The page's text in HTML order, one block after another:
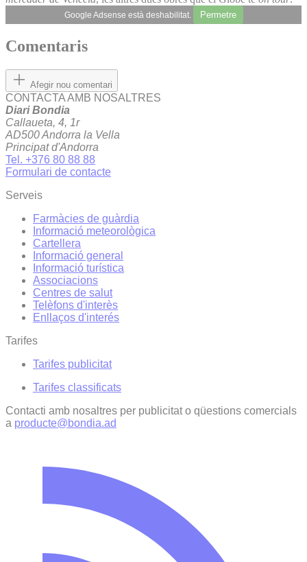
Google Adsense està deshabilitat. Permetre
Comentaris
Afegir nou comentari
CONTACTA AMB NOSALTRES
Diari Bondia
Callaueta, 4, 1r
AD500 Andorra la Vella
Principat d'Andorra
Tel. +376 80 88 88
Formulari de contacte
Serveis
Farmàcies de guàrdia
Informació meteorològica
Cartellera
Informació general
Informació turística
Associacions
Centres de salut
Telèfons d'interès
Enllaços d'interés
Tarifes
Tarifes publicitat
Tarifes classificats
Contacti amb nosaltres per publicitat o qüestions comercials
a producte@bondia.ad